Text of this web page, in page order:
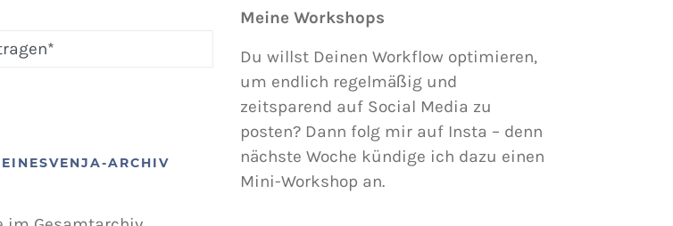
ARCHIV
Meine Workshops
Du willst Deinen Workflow optimieren,
um endlich regelmäßig und
zeitsparend auf Social Media zu
posten? Dann folg mir auf Insta – denn
nächste Woche kündige ich dazu einen
Mini-Workshop an.